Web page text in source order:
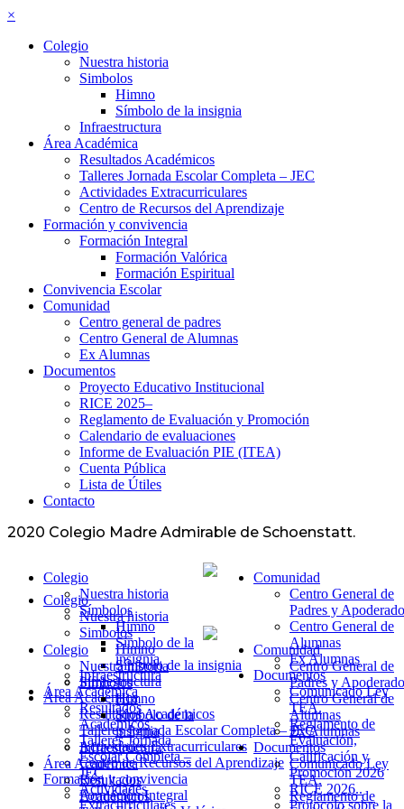
×
Colegio
Nuestra historia
Simbolos
Himno
Símbolo de la insignia
Infraestructura
Área Académica
Resultados Académicos
Talleres Jornada Escolar Completa – JEC
Actividades Extracurriculares
Centro de Recursos del Aprendizaje
Formación y convivencia
Formación Integral
Formación Valórica
Formación Espiritual
Convivencia Escolar
Comunidad
Centro general de padres
Centro General de Alumnas
Ex Alumnas
Documentos
Proyecto Educativo Institucional
RICE 2025–
Reglamento de Evaluación y Promoción
Calendario de evaluaciones
Informe de Evaluación PIE (ITEA)
Cuenta Pública
Lista de Útiles
Contacto
2020 Colegio Madre Admirable de Schoenstatt.
Colegio
Nuestra historia
Símbolos
Himno
Símbolo de la
insignia
Infraestructura
Área Académica
Resultados
Académicos
Comunidad
Centro General de
Padres y
Centro General de
Alumnas
Ex Alumnas
Documentos
Comunicado Ley
TEA.
Reglamento de
Colegio
Nuestra historia
Símbolos
Himno
Símbolo de la
insignia
Infraestructura
Área Académica
Resultados
Académicos
Talleres Jornada
Escolar Completa –
JEC
Actividades
Extracurriculares
Comunidad
Centro General de
Padres y
Centro General de
Alumnas
Ex Alumnas
Documentos
Comunicado Ley
TEA.
Reglamento de
Evaluación,
Calificación y
Promoción 2026
RICE 2026..
Protocolo sobre la
Colegio
Nuestra historia
Simbolos
Himno
Símbolo de la insignia
Infraestructura
Área Académica
Resultados Académicos
Talleres Jornada Escolar Completa – JEC
Actividades Extracurriculares
Centro de Recursos del Aprendizaje
Formación y convivencia
Formación Integral